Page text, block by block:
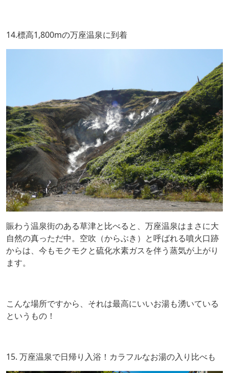
14.標高1,800mの万座温泉に到着
賑わう温泉街のある草津と比べると、万座温泉はまさに大
自然の真っただ中。空吹（からぶき）と呼ばれる噴火口跡
からは、今もモクモクと硫化水素ガスを伴う蒸気が上がり
ます。
こんな場所ですから、それは最高にいいお湯も湧いている
というもの！
15. 万座温泉で日帰り入浴！カラフルなお湯の入り比べも